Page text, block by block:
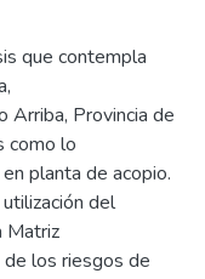
que contempla
Arriba, Provincia de
como lo
planta de acopio.
del
Matriz
de los riesgos de